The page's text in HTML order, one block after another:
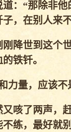
：“那除非他
，在别人来
降世到这个
铁钎。
量，应该不
咳了两声，
练，最好就